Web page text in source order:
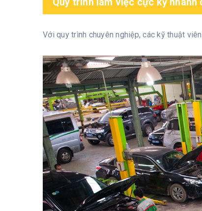
Với quy trình chuyên nghiệp, các kỹ thuật